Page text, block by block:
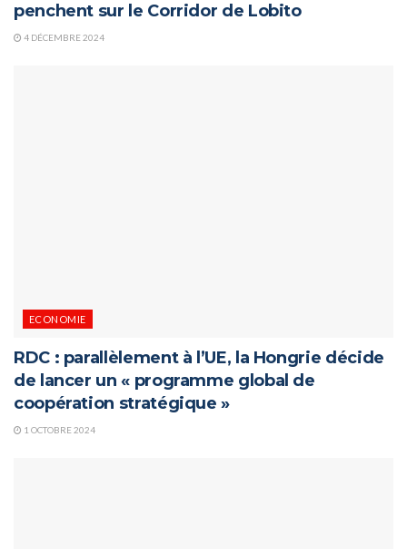
penchent sur le Corridor de Lobito
4 DÉCEMBRE 2024
ECONOMIE
RDC : parallèlement à l’UE, la Hongrie décide
de lancer un « programme global de
coopération stratégique »
1 OCTOBRE 2024